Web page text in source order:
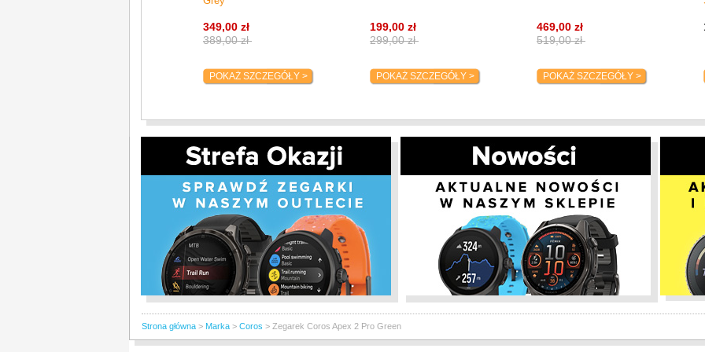
pomocą palca.
Położenie słońca
- bądź o krok przed słońcem, abyś mógł bezpiecznie
Profil wysokości- poznaj zmiany wysokości trasy przed lub w trakcie trwania
następnego punktu kontrolnego lub miejsca docelowego
Alert zejścia z trasy- otrzymuj alerty o zboczeniu z trasy wraz z informacją o
odległości i kierunku, aby móc bezpiecznie powrócić na szlak
- zaznacz ważne miejsca, takie jak źródła wody, miejsca
pomocy czy punkty przechowywania sprzętu, aby ułatwić sobie nawigację w
przyszłości
Dokładne współrzędne GPS- uzyskaj dostęp do swojej aktualnej lokalizacji
GPS, ciśnienia powietrza i szacunkowej wysokości
Zaplanuj swoją kolejną przygodę
Włącz aplikację Coros, zacznij wyznaczać trasę i pozwól, aby nowa funkcja
planowania trasy Route Planner wybrała optymalną trasę na podstawie
najbliższych szlaków lub dostępnych ulic. Sprawdź odległość i wysokość, a
firm, takimi jak Strava czy Komoot.
Beidou, QZSS) plus
podwójna częstotliwość
Czas ładowania
Systemy satelitarne
Globalna mapa
Punkty kontrolne
349,00 zł
389,00 zł
POKAŻ SZCZEGÓŁY >
199,00 zł
299,00 zł
POKAŻ SZCZEGÓŁY >
469,00 zł
519,00 zł
POKAŻ SZCZEGÓŁY >
Strona główna > Marka > Coros > Zegarek Coros Apex 2 Pro Green